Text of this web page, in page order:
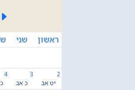
ראשון שני
2
יט אב
3
כ אב
4